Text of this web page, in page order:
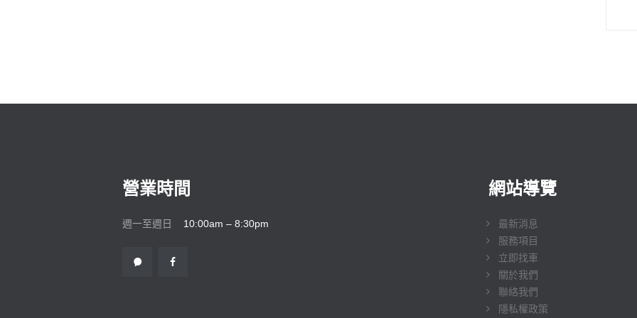
營業時間
週一至週日 10:00am – 8:30pm
網站導覽
最新消息
服務項目
立即找車
關於我們
聯絡我們
隱私權政策